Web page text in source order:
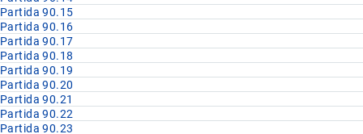
Partida 90.15
Partida 90.16
Partida 90.17
Partida 90.18
Partida 90.19
Partida 90.20
Partida 90.21
Partida 90.22
Partida 90.23